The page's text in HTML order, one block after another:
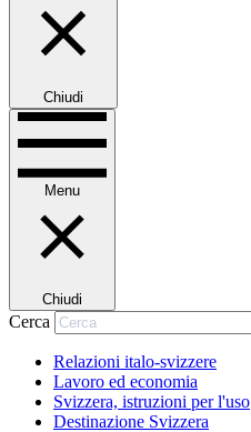
Chiudi
Menu
Chiudi
Cerca
Relazioni italo-svizzere
Lavoro ed economia
Svizzera, istruzioni per l'uso
Destinazione Svizzera